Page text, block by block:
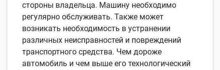
стороны владельца. Машину необходимо
регулярно обслуживать. Также может
возникать необходимость в устранении
различных неисправностей и повреждений
транспортного средства. Чем дороже
автомобиль и чем выше его технологический